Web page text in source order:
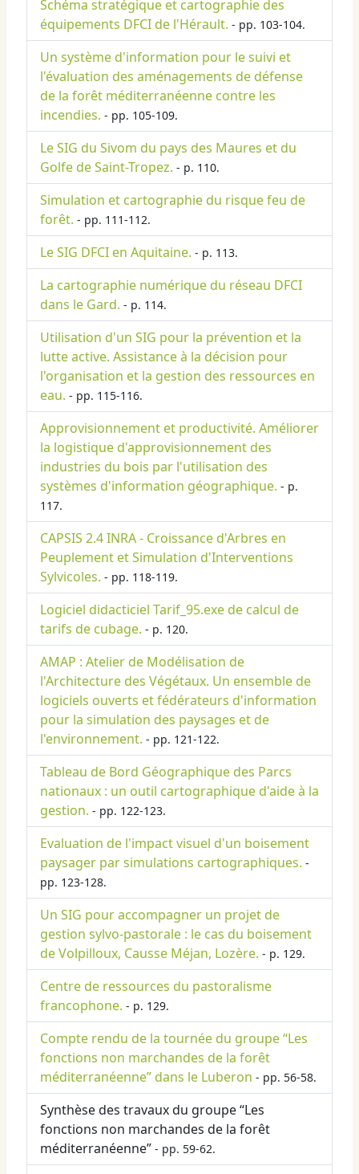
Schéma stratégique et cartographie des
équipements DFCI de l'Hérault. - pp. 103-104.
Un système d'information pour le suivi et
l'évaluation des aménagements de défense
de la forêt méditerranéenne contre les
incendies. - pp. 105-109.
Le SIG du Sivom du pays des Maures et du
Golfe de Saint-Tropez. - p. 110.
Simulation et cartographie du risque feu de
forêt. - pp. 111-112.
Le SIG DFCI en Aquitaine. - p. 113.
La cartographie numérique du réseau DFCI
dans le Gard. - p. 114.
Utilisation d'un SIG pour la prévention et la
lutte active. Assistance à la décision pour
l'organisation et la gestion des ressources en
eau. - pp. 115-116.
Approvisionnement et productivité. Améliorer
la logistique d'approvisionnement des
industries du bois par l'utilisation des
systèmes d'information géographique. - p.
117.
CAPSIS 2.4 INRA - Croissance d'Arbres en
Peuplement et Simulation d'Interventions
Sylvicoles. - pp. 118-119.
Logiciel didacticiel Tarif_95.exe de calcul de
tarifs de cubage. - p. 120.
AMAP : Atelier de Modélisation de
l'Architecture des Végétaux. Un ensemble de
logiciels ouverts et fédérateurs d'information
pour la simulation des paysages et de
l'environnement. - pp. 121-122.
Tableau de Bord Géographique des Parcs
nationaux : un outil cartographique d'aide à la
gestion. - pp. 122-123.
Evaluation de l'impact visuel d'un boisement
paysager par simulations cartographiques. -
pp. 123-128.
Un SIG pour accompagner un projet de
gestion sylvo-pastorale : le cas du boisement
de Volpilloux, Causse Méjan, Lozère. - p. 129.
Centre de ressources du pastoralisme
francophone. - p. 129.
Compte rendu de la tournée du groupe “Les
fonctions non marchandes de la forêt
méditerranéenne” dans le Luberon - pp. 56-58.
Synthèse des travaux du groupe “Les
fonctions non marchandes de la forêt
méditerranéenne” - pp. 59-62.